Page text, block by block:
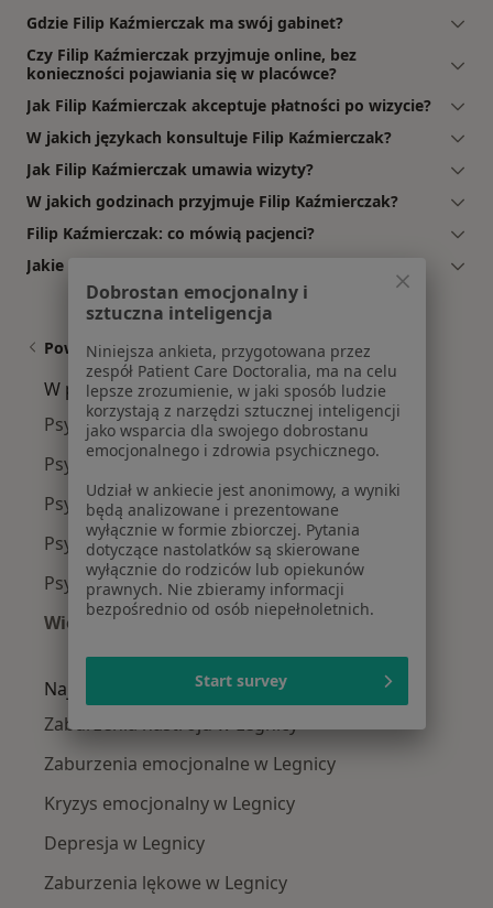
Gdzie Filip Kaźmierczak ma swój gabinet?
Czy Filip Kaźmierczak przyjmuje online, bez
konieczności pojawiania się w placówce?
Jak Filip Kaźmierczak akceptuje płatności po wizycie?
W jakich językach konsultuje Filip Kaźmierczak?
Jak Filip Kaźmierczak umawia wizyty?
W jakich godzinach przyjmuje Filip Kaźmierczak?
Filip Kaźmierczak: co mówią pacjenci?
Jakie ubezpieczenia akceptuje Filip Kaźmierczak?
Powiązane wyszukiwania
W pobliżu Legnicy
Psychoterapeuci w Świdnicy
Psychoterapeuci w Lubinie
Psychoterapeuci w Jeleniej Górze
Psychoterapeuci w Wałbrzychu
Psychoterapeuci w Bolesławcu
Więcej (13)
Najczęście leczone choroby
Zaburzenia nastroju w Legnicy
Zaburzenia emocjonalne w Legnicy
Kryzys emocjonalny w Legnicy
Depresja w Legnicy
Zaburzenia lękowe w Legnicy
Dobrostan emocjonalny i
sztuczna inteligencja
Niniejsza ankieta, przygotowana przez
zespół Patient Care Doctoralia, ma na celu
lepsze zrozumienie, w jaki sposób ludzie
korzystają z narzędzi sztucznej inteligencji
jako wsparcia dla swojego dobrostanu
emocjonalnego i zdrowia psychicznego.
Udział w ankiecie jest anonimowy, a wyniki
będą analizowane i prezentowane
wyłącznie w formie zbiorczej. Pytania
dotyczące nastolatków są skierowane
wyłącznie do rodziców lub opiekunów
prawnych. Nie zbieramy informacji
bezpośrednio od osób niepełnoletnich.
Start survey